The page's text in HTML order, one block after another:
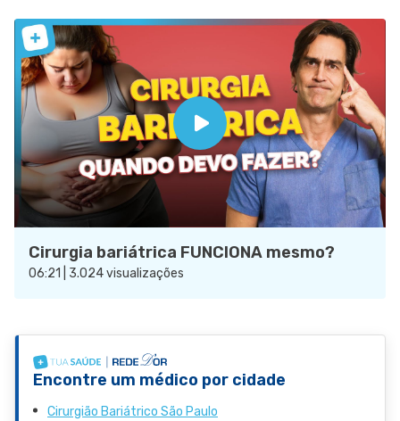
Cirurgia bariátrica FUNCIONA mesmo?
06:21 | 3.024 visualizações
Encontre um médico por cidade
Cirurgião Bariátrico São Paulo